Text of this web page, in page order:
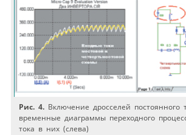
Рис. 4. Включение дросселей постоянного
временные диаграммы переходного
тока в них (слева)